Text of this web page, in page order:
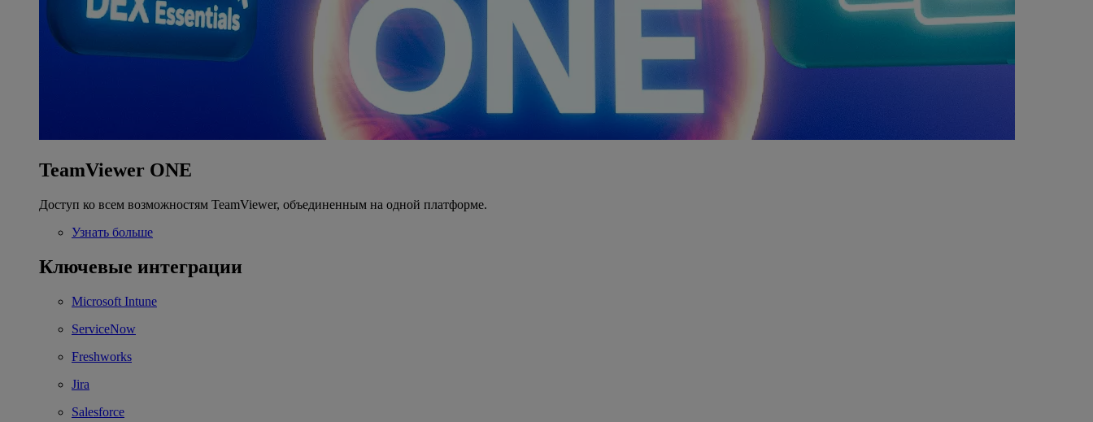
TeamViewer ONE
Доступ ко всем возможностям TeamViewer, объединенным на одной платформе.
Узнать больше
Ключевые интеграции
Microsoft Intune
ServiceNow
Freshworks
Jira
Salesforce